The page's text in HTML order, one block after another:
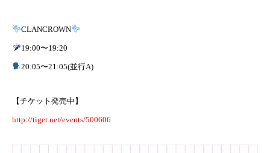
CLANCROWN
19:00〜19:20
20:05〜21:05(並行A)
【チケット発売中】
http://tiget.net/events/500606